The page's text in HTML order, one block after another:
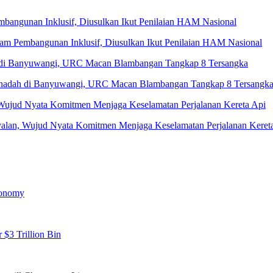
Pembangunan Inklusif, Diusulkan Ikut Penilaian HAM Nasional
di Banyuwangi, URC Macan Blambangan Tangkap 8 Tersangka
Wujud Nyata Komitmen Menjaga Keselamatan Perjalanan
$3 Trillion Bin